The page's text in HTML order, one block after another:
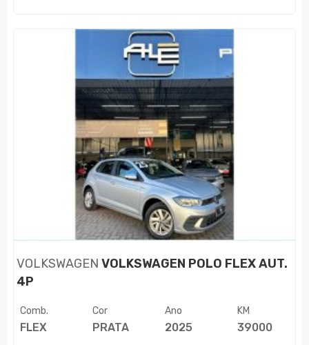
VOLKSWAGEN VOLKSWAGEN POLO FLEX AUT.
4P
Comb.
FLEX
Cor
PRATA
Ano
2025
KM
39000